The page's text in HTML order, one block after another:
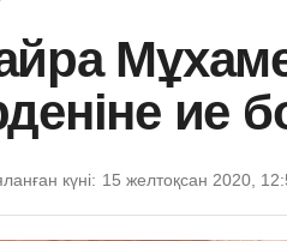
ие
күні: 15 желтоқсан 2020,